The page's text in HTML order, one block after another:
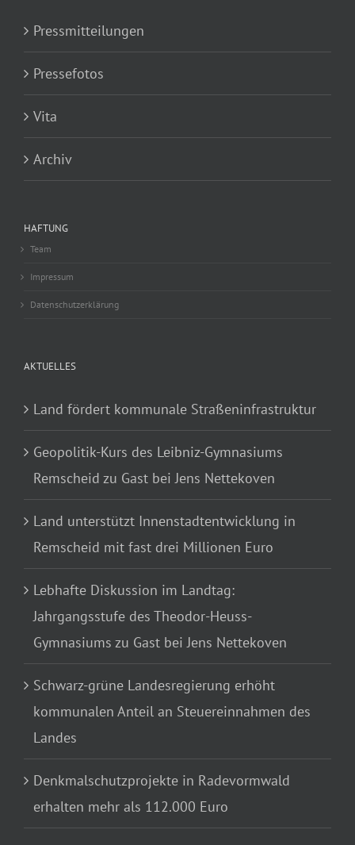
Pressmitteilungen
Pressefotos
Vita
Archiv
HAFTUNG
Team
Impressum
Datenschutzerklärung
AKTUELLES
Land fördert kommunale Straßeninfrastruktur
Geopolitik-Kurs des Leibniz-Gymnasiums
Remscheid zu Gast bei Jens Nettekoven
Land unterstützt Innenstadtentwicklung in
Remscheid mit fast drei Millionen Euro
Lebhafte Diskussion im Landtag:
Jahrgangsstufe des Theodor-Heuss-
Gymnasiums zu Gast bei Jens Nettekoven
Schwarz-grüne Landesregierung erhöht
kommunalen Anteil an Steuereinnahmen des
Landes
Denkmalschutzprojekte in Radevormwald
erhalten mehr als 112.000 Euro